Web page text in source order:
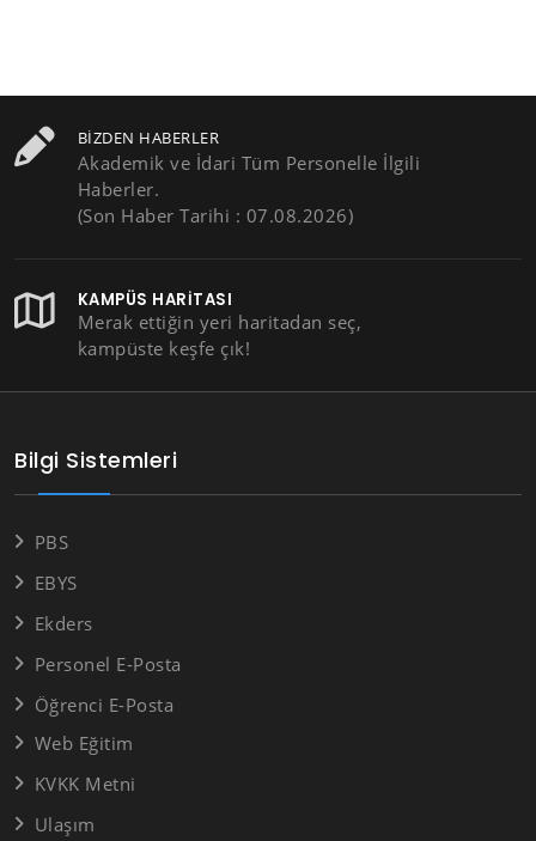
BIZDEN HABERLER
Akademik ve İdari Tüm Personelle İlgili
Haberler.
(Son Haber Tarihi : 07.08.2026)
KAMPÜS HARITASI
Merak ettiğin yeri haritadan seç,
kampüste keşfe çık!
Bilgi Sistemleri
PBS
EBYS
Ekders
Personel E-Posta
Öğrenci E-Posta
Web Eğitim
KVKK Metni
Ulaşım